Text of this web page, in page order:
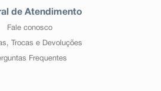
de Atendimento
Fale conosco
Trocas e Devoluções
Frequentes